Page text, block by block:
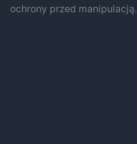
ochrony przed manipulacją.